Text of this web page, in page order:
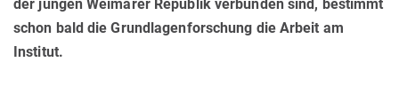
der jungen Weimarer Republik verbunden sind, bestimmt
schon bald die Grundlagenforschung die Arbeit am
Institut.